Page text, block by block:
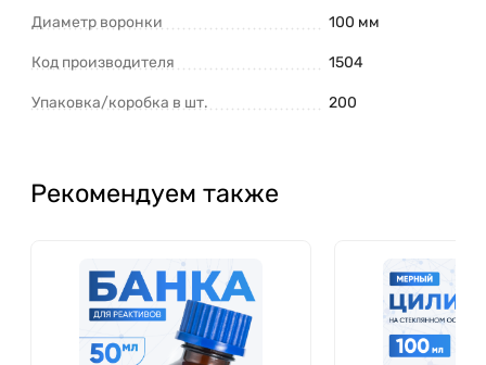
Диаметр воронки
100 мм
Код производителя 1504
Упаковка/коробка в шт. 200
Рекомендуем также